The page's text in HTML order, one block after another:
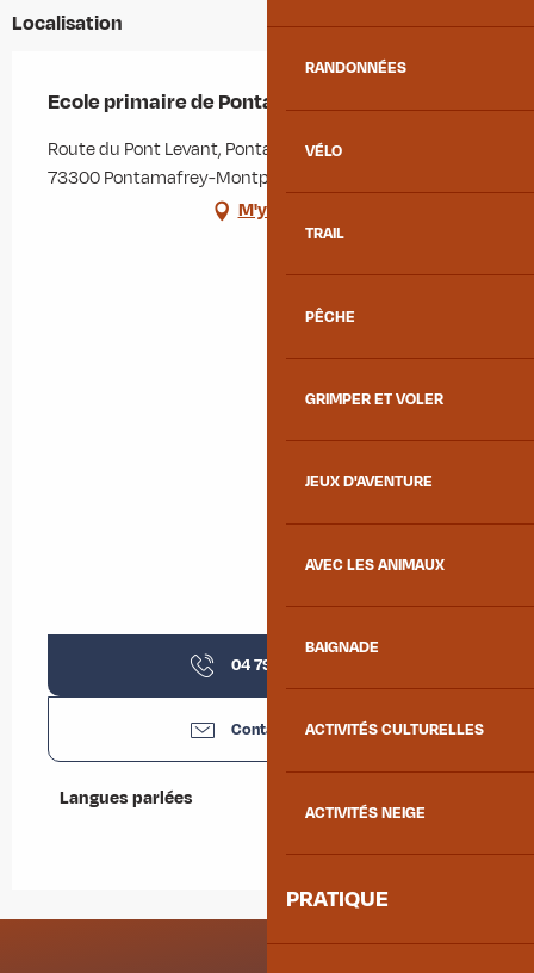
RANDONNÉES
VÉLO
TRAIL
PÊCHE
GRIMPER ET VOLER
JEUX D'AVENTURE
AVEC LES ANIMAUX
BAIGNADE
ACTIVITÉS CULTURELLES
ACTIVITÉS NEIGE
PRATIQUE
Localisation
Ecole primaire de Pontamafrey
Route du Pont Levant, Pontamafrey-Montpascal,
73300 Pontamafrey-Montpascal
M'y rendre
04 79 83 41
Contactez-nous
Langues parlées
Langues parlées